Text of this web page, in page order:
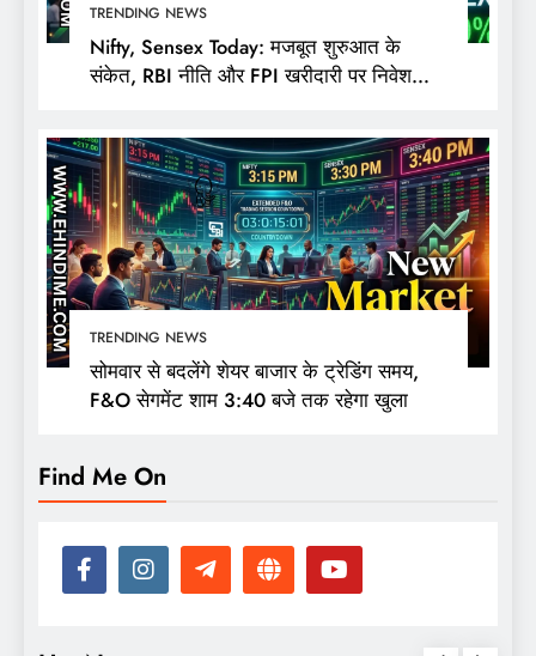
TRENDING NEWS
Nifty, Sensex Today: मजबूत शुरुआत के
संकेत, RBI नीति और FPI खरीदारी पर निवेशकों
TRENDING NEWS
सोमवार से बदलेंगे शेयर बाजार के ट्रेडिंग समय,
F&O सेगमेंट शाम 3:40 बजे तक रहेगा खुला
Find Me On